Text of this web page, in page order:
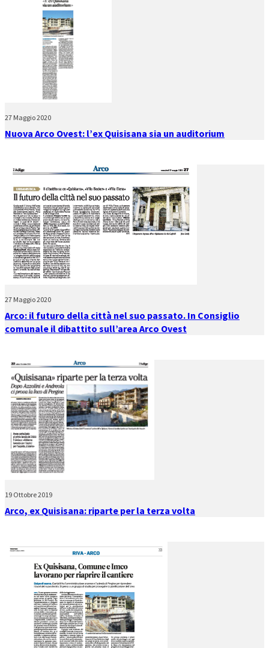
27 Maggio 2020
Nuova Arco Ovest: l’ex Quisisana sia un auditorium
27 Maggio 2020
Arco: il futuro della città nel suo passato. In Consiglio
comunale il dibattito sull’area Arco Ovest
19 Ottobre 2019
Arco, ex Quisisana: riparte per la terza volta